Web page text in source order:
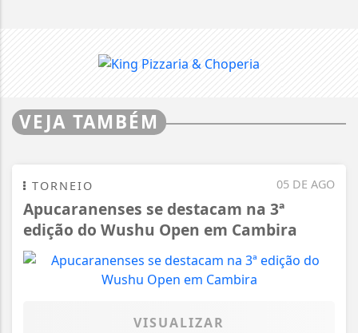
VEJA TAMBÉM
05 DE AGO
TORNEIO
Apucaranenses se destacam na 3ª
edição do Wushu Open em Cambira
VISUALIZAR